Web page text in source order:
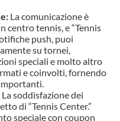
La comunicazione è
centro tennis, e “Tennis
push, puoi
su tornei,
speciali e molto altro
e coinvolti, fornendo
La soddisfazione dei
di “Tennis Center.”
speciale con coupon